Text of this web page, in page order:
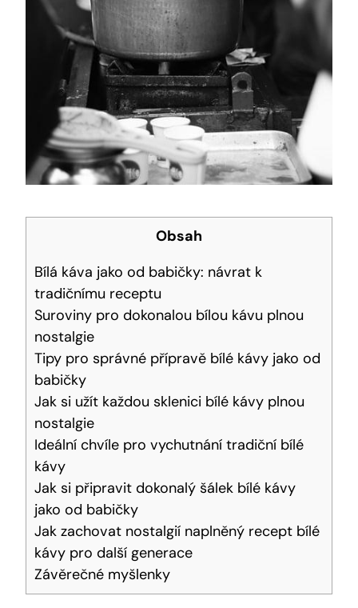
Obsah
Bílá káva jako od babičky: návrat k
tradičnímu receptu
Suroviny pro dokonalou bílou kávu plnou
nostalgie
Tipy pro správné přípravě bílé kávy jako od
babičky
Jak si užít každou sklenici bílé kávy plnou
nostalgie
Ideální chvíle pro vychutnání tradiční bílé
kávy
Jak si připravit dokonalý šálek bílé kávy
jako od babičky
Jak zachovat nostalgií naplněný recept bílé
kávy pro další generace
Závěrečné myšlenky